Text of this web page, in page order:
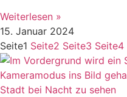
Weiterlesen »
15. Januar 2024
Seite1 Seite2 Seite3 Seite4